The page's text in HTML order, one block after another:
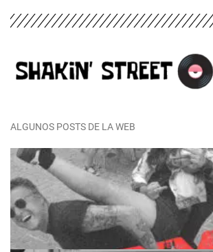
ALGUNOS POSTS DE LA WEB